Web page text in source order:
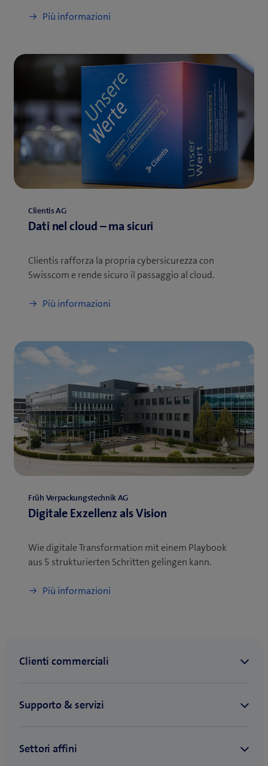
Più informazioni
Clientis AG
Dati nel cloud – ma sicuri
Clientis rafforza la propria cybersicurezza con
Swisscom e rende sicuro il passaggio al cloud.
Più informazioni
Früh Verpackungstechnik AG
Digitale Exzellenz als Vision
Wie digitale Transformation mit einem Playbook
aus 5 strukturierten Schritten gelingen kann.
Più informazioni